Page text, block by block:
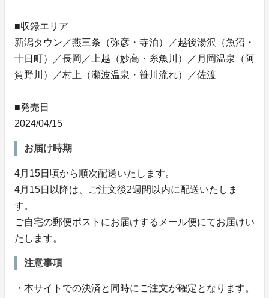
■収録エリア
新潟タウン／燕三条（弥彦・寺泊）／越後湯沢（魚沼・
十日町）／長岡／上越（妙高・糸魚川）／月岡温泉（阿
賀野川）／村上（瀬波温泉・笹川流れ）／佐渡
■発売日
2024/04/15
お届け時期
4月15日頃から順次配送いたします。
4月15日以降は、ご注文後2週間以内に配送いたしま
す。
ご自宅の郵便ポストにお届けするメール便にてお届けい
たします。
注意事項
・本サイトでの決済と同時にご注文が確定となります。